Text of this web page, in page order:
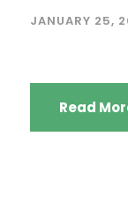
JANUARY 25,
Read